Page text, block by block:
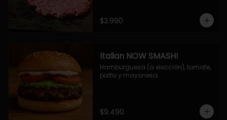
$2.990
Italian NOW SMASH!
Hamburguesa (a elección), tomate,
palta y mayonesa.
$9.490